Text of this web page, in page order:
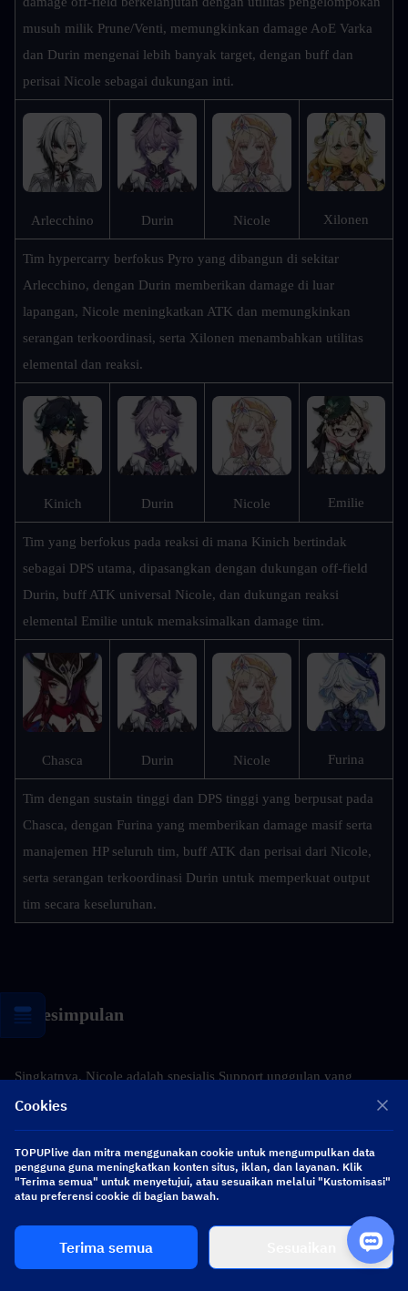
musuh milik Prune/Venti, memungkinkan damage AoE Varka
dan Durin mengenai lebih banyak target, dengan buff dan
perisai Nicole sebagai dukungan inti.
Arlecchino Durin Nicole Xilonen
Tim hypercarry berfokus Pyro yang dibangun di sekitar
Arlecchino, dengan Durin memberikan damage di luar
lapangan, Nicole meningkatkan ATK dan memungkinkan
serangan terkoordinasi, serta Xilonen menambahkan utilitas
elemental dan reaksi.
Kinich Durin Nicole Emilie
Tim yang berfokus pada reaksi di mana Kinich bertindak
sebagai DPS utama, dipasangkan dengan dukungan off-field
Durin, buff ATK universal Nicole, dan dukungan reaksi
elemental Emilie untuk memaksimalkan damage tim.
Chasca Durin Nicole Furina
Tim dengan sustain tinggi dan DPS tinggi yang berpusat pada
Chasca, dengan Furina yang memberikan damage masif serta
manajemen HP seluruh tim, buff ATK dan perisai dari Nicole,
serta serangan terkoordinasi Durin untuk memperkuat output
tim secara keseluruhan.
▍Kesimpulan
Singkatnya, Nicole adalah spesialis Support unggulan yang
berkembang pesat dalam rotasi yang cepat. Kemampuannya
adalah kombinasi langka antara Crowd Control (CC) dan Defense
Reduction, menjadikannya "pengganda kekuatan" yang
serbaguna untuk tim mana pun.
▍ Sorotan Sebelumnya
Cookies
TOPUPlive dan mitra menggunakan cookie untuk mengumpulkan data
pengguna guna meningkatkan konten situs, iklan, dan layanan. Klik
"Terima semua" untuk menyetujui, atau sesuaikan melalui "Kustomisasi"
atau preferensi cookie di bagian bawah.
Terima semua